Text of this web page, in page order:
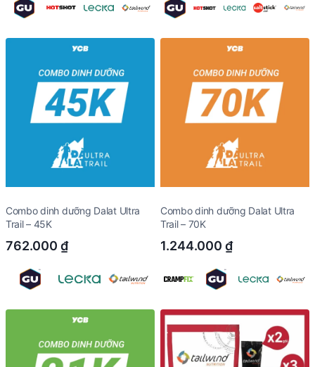
Combo dinh dưỡng Dalat Ultra
Trail – 45K
762.000 ₫
Combo dinh dưỡng Dalat Ultra
Trail – 70K
1.244.000 ₫